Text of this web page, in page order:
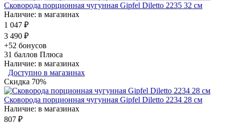
Сковорода порционная чугунная Gipfel Diletto 2235 32 см
Наличие: в магазинах
1 047 ₽
3 490 ₽
+52 бонусов
31 баллов Плюса
Наличие: в магазинах
Доступно в магазинах
Скидка 70%
Сковорода порционная чугунная Gipfel Diletto 2234 28 см
Наличие: в магазинах
807 ₽